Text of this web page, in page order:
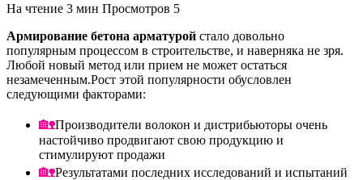
На чтение 3 мин Просмотров 5
Армирование бетона арматурой стало довольно
популярным процессом в строительстве, и наверняка не зря.
Любой новый метод или прием не может остаться
незамеченным.Рост этой популярности обусловлен
следующими факторами:
Производители волокон и дистрибьюторы очень
настойчиво продвигают свою продукцию и
стимулируют продажи
Результатами последних исследований и испытаний